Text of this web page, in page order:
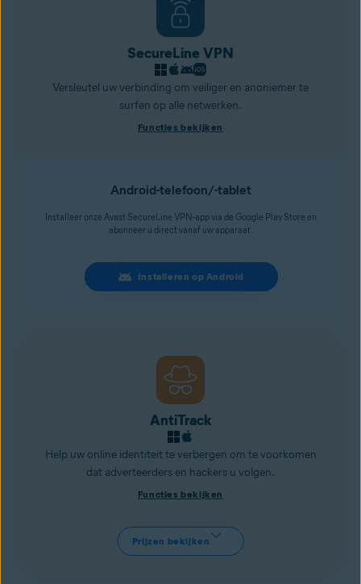
SecureLine VPN
Versleutel uw verbinding om veiliger en anoniemer te
surfen op alle netwerken.
Functies bekijken
Android-telefoon/-tablet
Installeer onze Avast SecureLine VPN-app via de Google Play Store en
abonneer u direct vanaf uw apparaat.
Installeren op Android
AntiTrack
Help uw online identiteit te verbergen om te voorkomen
dat adverteerders en hackers u volgen.
Functies bekijken
Prijzen bekijken